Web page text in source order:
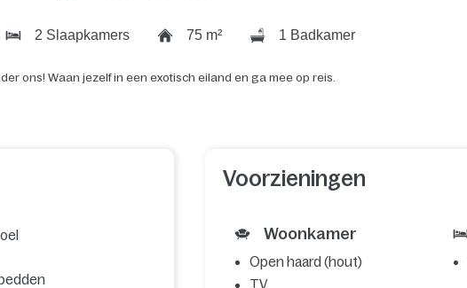
2 Slaapkamers 75 m² 1 Badkamer
ons! Waan jezelf in een exotisch eiland en ga mee op reis.
Voorzieningen
Woonkamer
Open haard (hout)
TV